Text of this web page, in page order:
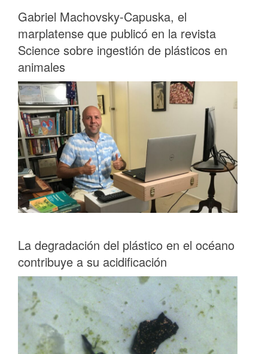
Gabriel Machovsky-Capuska, el
marplatense que publicó en la revista
Science sobre ingestión de plásticos en
animales
La degradación del plástico en el océano
contribuye a su acidificación